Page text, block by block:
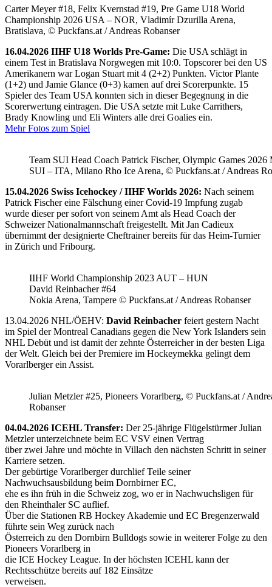
Carter Meyer #18, Felix Kvernstad #19, Pre Game U18 World
Championship 2026 USA – NOR, Vladimír Dzurilla Arena,
Bratislava, © Puckfans.at / Andreas Robanser
16.04.2026 IIHF U18 Worlds Pre-Game: Die USA schlägt in
einem Test in Bratislava Norgwegen mit 10:0. Topscorer bei den US
Amerikanern war Logan Stuart mit 4 (2+2) Punkten. Victor Plante
(1+2) und Jamie Glance (0+3) kamen auf drei Scorerpunkte. 15
Spieler des Team USA konnten sich in dieser Begegnung in die
Scorerwertung eintragen. Die USA setzte mit Luke Carrithers,
Brady Knowling und Eli Winters alle drei Goalies ein.
Mehr Fotos zum Spiel
Team SUI Head Coach Patrick Fischer, Olympic Games 2026
SUI – ITA, Milano Rho Ice Arena, © Puckfans.at / Andreas
15.04.2026 Swiss Icehockey / IIHF Worlds 2026: Nach seinem
Patrick Fischer eine Fälschung einer Covid-19 Impfung zugab
wurde dieser per sofort von seinem Amt als Head Coach der
Schweizer Nationalmannschaft freigestellt. Mit Jan Cadieux
übernimmt der designierte Cheftrainer bereits für das Heim-Turnier
in Zürich und Fribourg.
IIHF World Championship 2023 AUT – HUN
David Reinbacher #64
Nokia Arena, Tampere © Puckfans.at / Andreas Robanser
13.04.2026 NHL/ÖEHV: David Reinbacher feiert gestern Nacht
im Spiel der Montreal Canadians gegen die New York Islanders sein
NHL Debüt und ist damit der zehnte Österreicher in der besten Liga
der Welt. Gleich bei der Premiere im Hockeymekka gelingt dem
Vorarlberger ein Assist.
Julian Metzler #25, Pioneers Vorarlberg, © Puckfans.at /
Robanser
04.04.2026 ICEHL Transfer: Der 25-jährige Flügelstürmer Julian
Metzler unterzeichnete beim EC VSV einen Vertrag
über zwei Jahre und möchte in Villach den nächsten Schritt in seiner
Karriere setzen.
Der gebürtige Vorarlberger durchlief Teile seiner
Nachwuchsausbildung beim Dornbirner EC,
ehe es ihn früh in die Schweiz zog, wo er in Nachwuchsligen für
den Rheinthaler SC auflief.
Über die Stationen RB Hockey Akademie und EC Bregenzerwald
führte sein Weg zurück nach
Österreich zu den Dornbirn Bulldogs sowie in weiterer Folge zu den
Pioneers Vorarlberg in
die ICE Hockey League. In der höchsten ICEHL kann der
Rechtsschütze bereits auf 182 Einsätze
verweisen.